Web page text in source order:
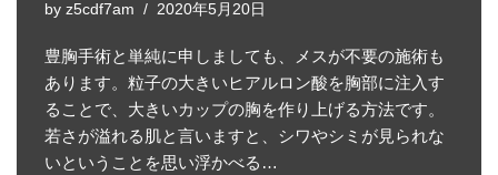
by z5cdf7am 2020年5月20日
豊胸手術と単純に申しましても、メスが不要の施術も
あります。粒子の大きいヒアルロン酸を胸部に注入す
ることで、大きいカップの胸を作り上げる方法です。
若さが溢れる肌と言いますと、シワやシミが見られな
いということを思い浮かべる…